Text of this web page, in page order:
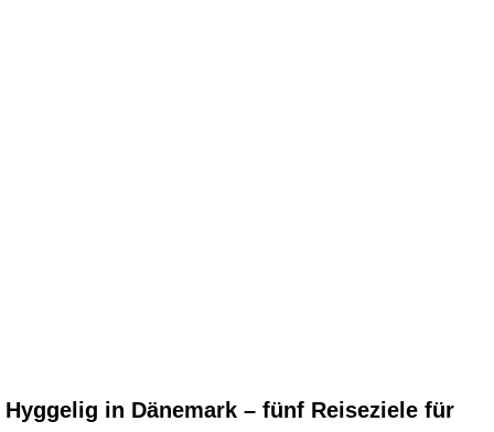
Hyggelig in Dänemark – fünf Reiseziele für